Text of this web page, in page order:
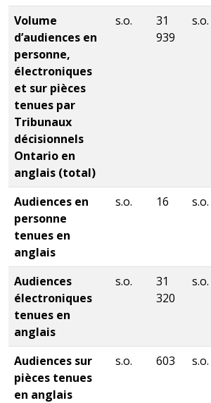
Volume
d’audiences en
personne,
électroniques
et sur pièces
tenues par
Tribunaux
décisionnels
Ontario en
anglais (total)
s.o.
31
939
s.o.
Audiences en
personne
tenues en
anglais
s.o. 16 s.o.
Audiences
électroniques
tenues en
anglais
s.o.
31
320
s.o.
Audiences sur
pièces tenues
en anglais
s.o. 603 s.o.